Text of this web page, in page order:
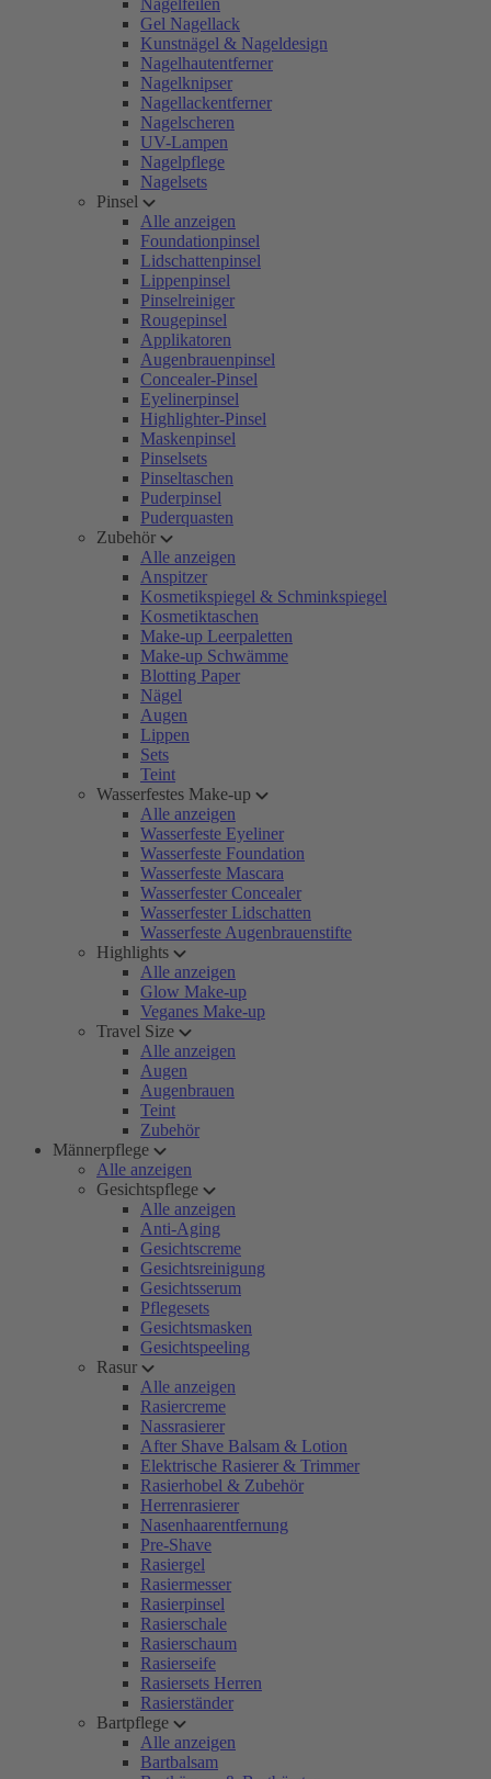
Nagelfeilen
Gel Nagellack
Kunstnägel & Nageldesign
Nagelhautentferner
Nagelknipser
Nagellackentferner
Nagelscheren
UV-Lampen
Nagelpflege
Nagelsets
Pinsel
Alle anzeigen
Foundationpinsel
Lidschattenpinsel
Lippenpinsel
Pinselreiniger
Rougepinsel
Applikatoren
Augenbrauenpinsel
Concealer-Pinsel
Eyelinerpinsel
Highlighter-Pinsel
Maskenpinsel
Pinselsets
Pinseltaschen
Puderpinsel
Puderquasten
Zubehör
Alle anzeigen
Anspitzer
Kosmetikspiegel & Schminkspiegel
Kosmetiktaschen
Make-up Leerpaletten
Make-up Schwämme
Blotting Paper
Nägel
Augen
Lippen
Sets
Teint
Wasserfestes Make-up
Alle anzeigen
Wasserfeste Eyeliner
Wasserfeste Foundation
Wasserfeste Mascara
Wasserfester Concealer
Wasserfester Lidschatten
Wasserfeste Augenbrauenstifte
Highlights
Alle anzeigen
Glow Make-up
Veganes Make-up
Travel Size
Alle anzeigen
Augen
Augenbrauen
Teint
Zubehör
Männerpflege
Alle anzeigen
Gesichtspflege
Alle anzeigen
Anti-Aging
Gesichtscreme
Gesichtsreinigung
Gesichtsserum
Pflegesets
Gesichtsmasken
Gesichtspeeling
Rasur
Alle anzeigen
Rasiercreme
Nassrasierer
After Shave Balsam & Lotion
Elektrische Rasierer & Trimmer
Rasierhobel & Zubehör
Herrenrasierer
Nasenhaarentfernung
Pre-Shave
Rasiergel
Rasiermesser
Rasierpinsel
Rasierschale
Rasierschaum
Rasierseife
Rasiersets Herren
Rasierständer
Bartpflege
Alle anzeigen
Bartbalsam